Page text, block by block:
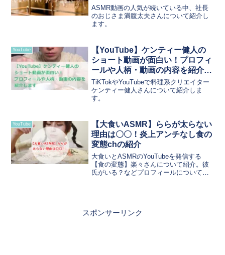
ASMR動画の人気が続いている中、社長
のおじさま満腹太夫さんについて紹介し
ます。
YouTube
【YouTube】ケンティー健人の
ショート動画が面白い！プロフィ
ールや人柄・動画の内容を紹介し
ます
TiKTokやYouTubeで料理系クリエイター
ケンティー健人さんについて紹介しま
す。
YouTube
【大食いASMR】ららが太らない
理由は〇〇！炎上アンチなし食の
変態chの紹介
大食いとASMRのYouTubeを発信する
【食の変態】楽々さんについて紹介。彼
氏がいる？などプロフィールについても
スポンサーリンク